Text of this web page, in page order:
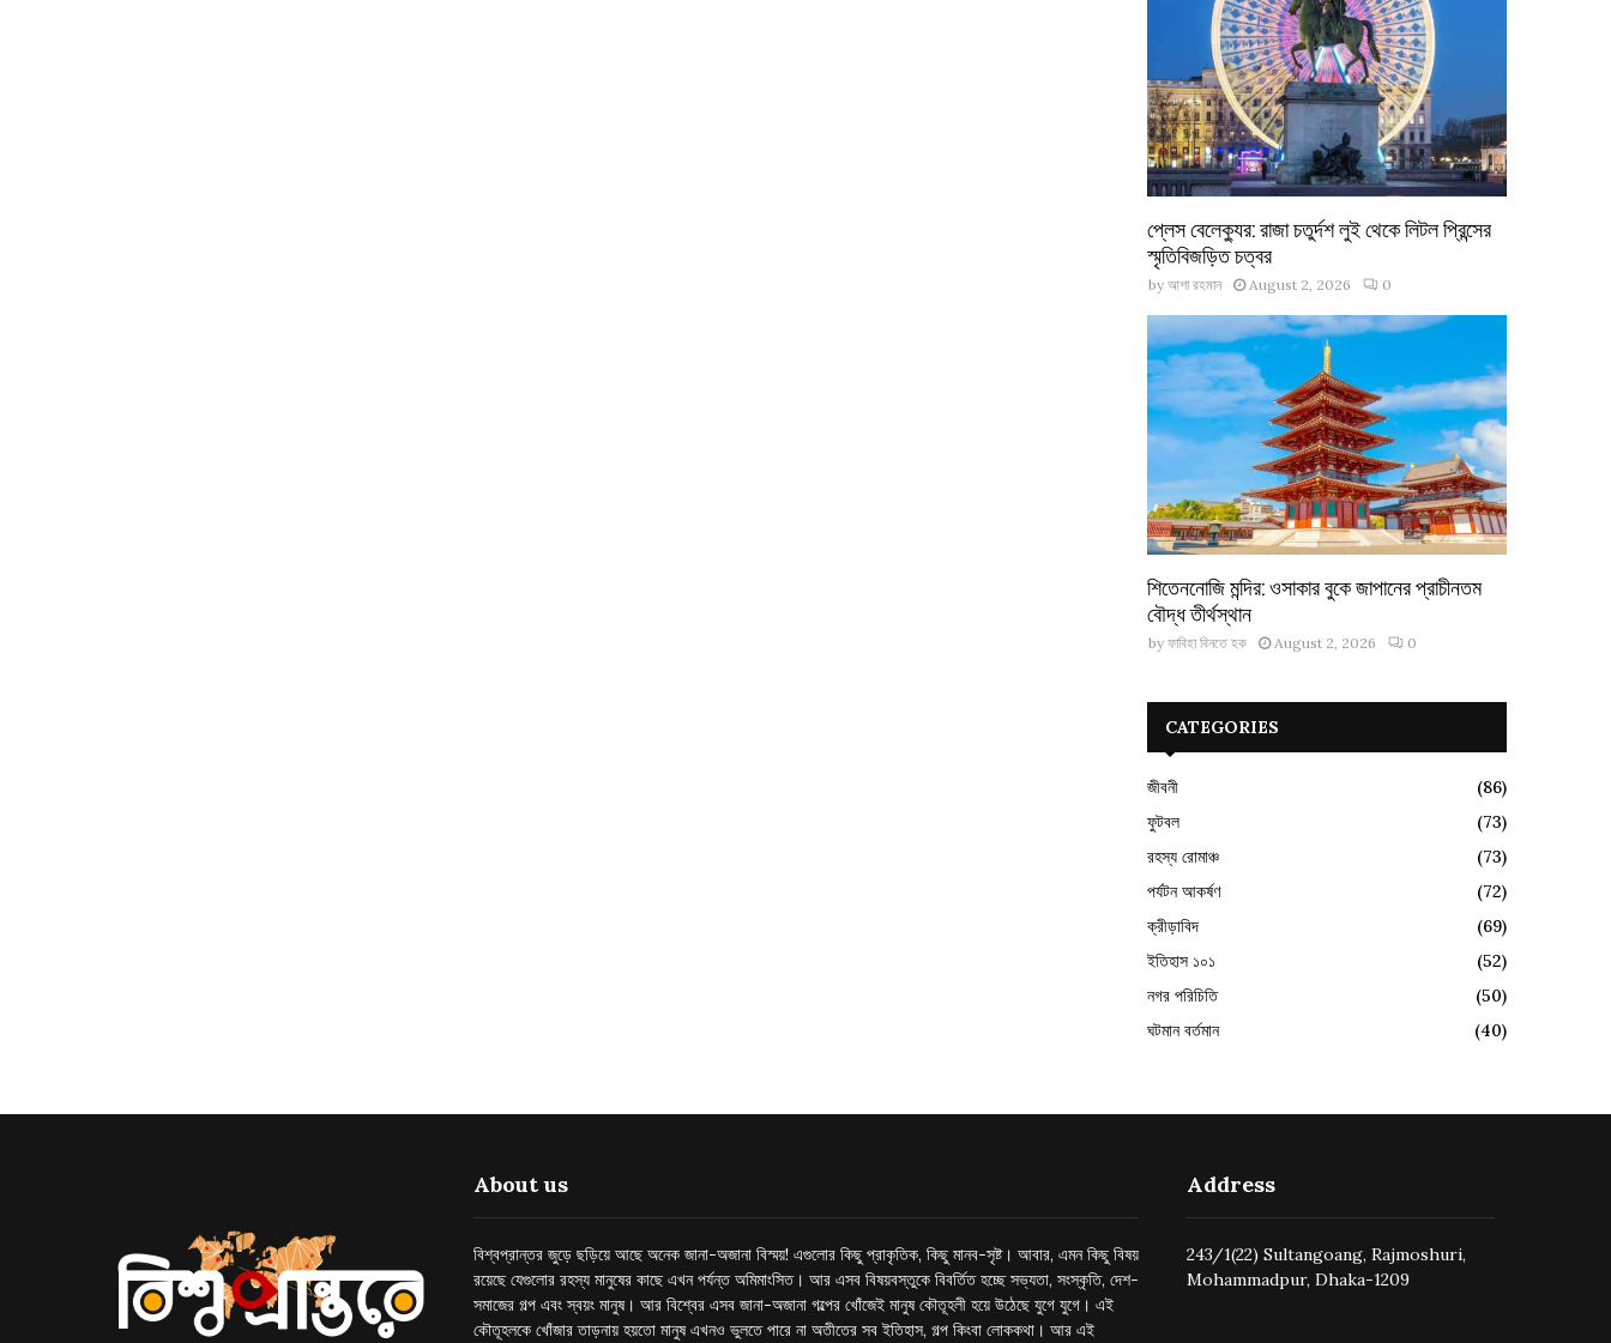
প্লেস বেলেক্যুর: রাজা চতুর্দশ লুই থেকে লিটল প্রিন্সের
স্মৃতিবিজড়িত চত্বর
by আশা রহমান August 2, 2026 0
শিতেননোজি মন্দির: ওসাকার বুকে জাপানের প্রাচীনতম
বৌদ্ধ তীর্থস্থান
by ফাবিহা বিনতে হক August 2, 2026 0
CATEGORIES
জীবনী
(86)
ফুটবল
(73)
রহস্য রোমাঞ্চ
(73)
পর্যটন আকর্ষণ
(72)
ক্রীড়াবিদ
(69)
ইতিহাস ১০১
(52)
নগর পরিচিতি
(50)
ঘটমান বর্তমান
(40)
About us
বিশ্বপ্রান্তর জুড়ে ছড়িয়ে আছে অনেক জানা-অজানা বিস্ময়! এগুলোর কিছু প্রাকৃতিক, কিছু মানব-সৃষ্ট। আবার, এমন কিছু বিষয়
রয়েছে যেগুলোর রহস্য মানুষের কাছে এখন পর্যন্ত অমিমাংসিত। আর এসব বিষয়বস্তুকে বিবর্তিত হচ্ছে সভ্যতা, সংস্কৃতি, দেশ-
সমাজের গল্প এবং স্বয়ং মানুষ। আর বিশ্বের এসব জানা-অজানা গল্পের খোঁজেই মানুষ কৌতূহলী হয়ে উঠেছে যুগে যুগে। এই
কৌতূহলকে খোঁজার তাড়নায় হয়তো মানুষ এখনও ভুলতে পারে না অতীতের সব ইতিহাস, গল্প কিংবা লোককথা। আর এই
Address
243/1(22) Sultangoang, Rajmoshuri,
Mohammadpur, Dhaka-1209